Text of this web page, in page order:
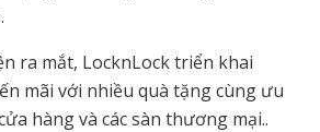
ra mắt, LocknLock triển khai
mãi với nhiều quà tặng cùng ưu
hàng và các sàn thương mại..